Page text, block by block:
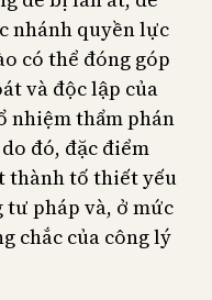
nhánh quyền lực
có thể đóng góp
và độc lập của
nhiệm thẩm phán
đó, đặc điểm
thành tố thiết yếu
pháp và, ở mức
chắc của công lý